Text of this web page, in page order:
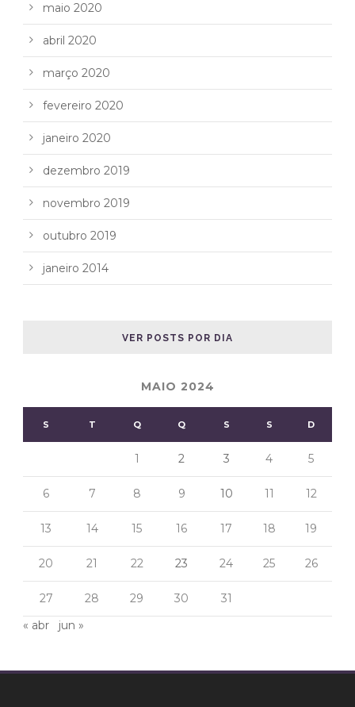
maio 2020
abril 2020
março 2020
fevereiro 2020
janeiro 2020
dezembro 2019
novembro 2019
outubro 2019
janeiro 2014
VER POSTS POR DIA
MAIO 2024
S T Q Q S S D
1 2 3 4 5
6 7 8 9 10 11 12
13 14 15 16 17 18 19
20 21 22 23 24 25 26
27 28 29 30
31
« abr
jun »